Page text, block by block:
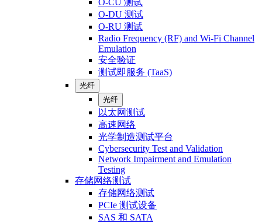
O-CU 测试
O-DU 测试
O-RU 测试
Radio Frequency (RF) and Wi-Fi Channel
Emulation
安全验证
测试即服务 (TaaS)
光纤
光纤
以太网测试
高速网络
光学制造测试平台
Cybersecurity Test and Validation
Network Impairment and Emulation
Testing
存储网络测试
存储网络测试
PCIe 测试设备
SAS 和 SATA